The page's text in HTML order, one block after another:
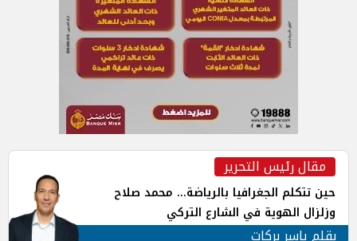
مقال رئيس التحرير
حين تتكلم الجغرافيا بالرياضة... محمد صلاح
وزلزال الهوية في الشارع التركي
بقلم ياسر بركات